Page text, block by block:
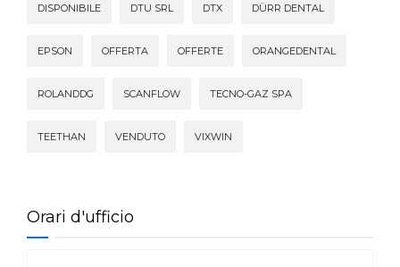
DISPONIBILE DTU SRL DTX DÜRR DENTAL
EPSON OFFERTA OFFERTE ORANGEDENTAL
ROLANDDG SCANFLOW TECNO-GAZ SPA
TEETHAN VENDUTO VIXWIN
Orari d'ufficio